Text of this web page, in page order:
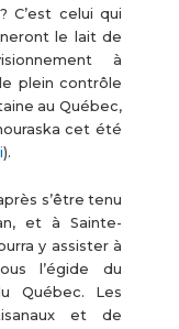
C’est celui qui
le lait de
à
plein contrôle
au Québec,
cet été
).
s’être tenu
et à Sainte-
y assister à
l’égide du
Québec. Les
et de